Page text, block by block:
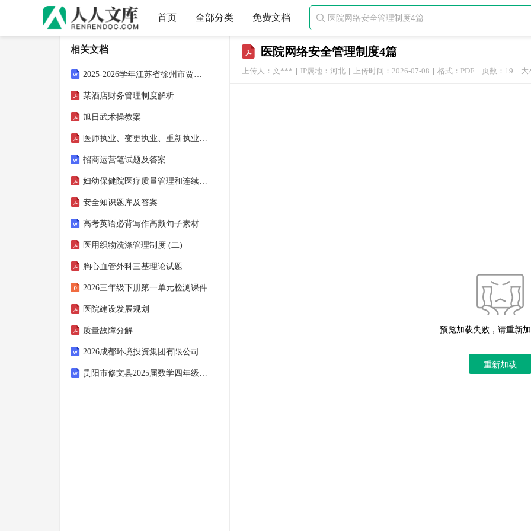
首页 全部分类 免费文档 
医院网络安全管理制度4篇
上传人：文*** IP属地：河北 上传时间：2026-07-08 格式：PDF 页数：19 大
预览加载失败，请重新
重新加载
相关文档
2025-2026学年江苏省徐州市贾汪区初中协作体七年级（下）期末数学试卷 (含答案)
某酒店财务管理制度解析
旭日武术操教案
医师执业、变更执业、重新执业注册申请审核表范表
招商运营笔试题及答案
妇幼保健院医疗质量管理和连续改进方案
安全知识题库及答案
高考英语必背写作高频句子素材积累清单
医用织物洗涤管理制度 (二)
胸心血管外科三基理论试题
2026三年级下册第一单元检测课件
医院建设发展规划
质量故障分解
2026成都环境投资集团有限公司下属子公司招聘工艺管理岗等岗位21人参考题库带答案详解（研优卷）
贵阳市修文县2025届数学四年级第二学期期中联考模拟试题（含答案）